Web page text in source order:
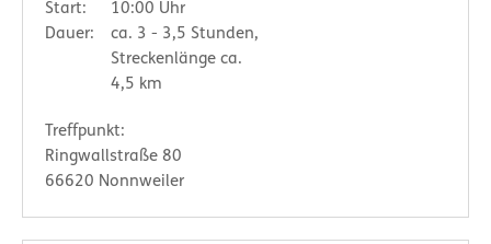
Start:
10:00 Uhr
Dauer:
ca. 3 - 3,5 Stunden,
Streckenlänge ca.
4,5 km
Treffpunkt:
Ringwallstraße 80
66620 Nonnweiler